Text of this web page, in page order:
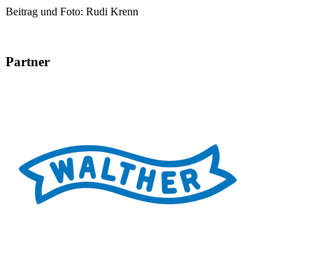
Beitrag und Foto: Rudi Krenn
Partner